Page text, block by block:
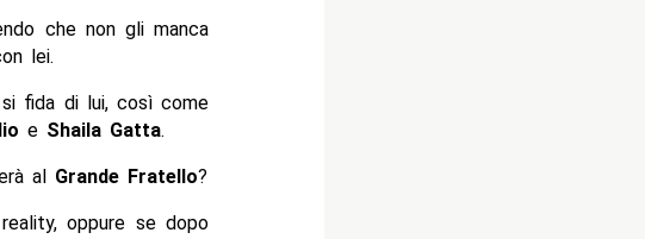
che non gli manca
lei.
fida di lui, così come
eShaila Gatta.
al Grande Fratello?
oppure se dopo